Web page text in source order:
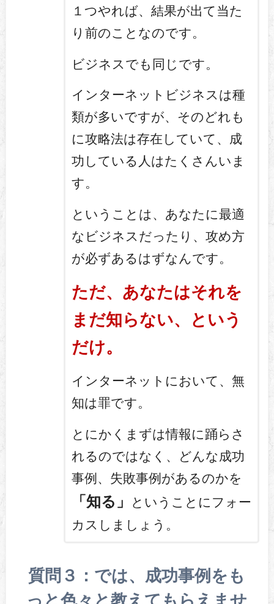
１つやれば、結果が出て当た
り前のことなのです。
ビジネスでも同じです。
インターネットビジネスは種
類が多いですが、そのどれも
に攻略法は存在していて、成
功している人はたくさんいま
す。
ということは、あなたに最適
なビジネスだったり、攻め方
が必ずあるはずなんです。
ただ、あなたはそれを
まだ知らない、という
だけ。
インターネットにおいて、無
知は罪です。
とにかくまずは情報に踊らさ
れるのではなく、どんな成功
事例、失敗事例があるのかを
「知る」
ということにフォー
カスしましょう。
質問３：では、成功事例をも
っと色々と教えてもらえませ